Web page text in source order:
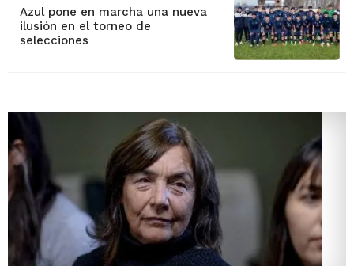
Azul pone en marcha una nueva
ilusión en el torneo de
selecciones